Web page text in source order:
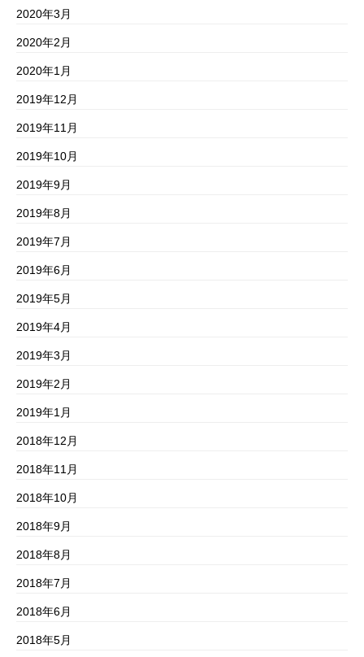
2020年3月
2020年2月
2020年1月
2019年12月
2019年11月
2019年10月
2019年9月
2019年8月
2019年7月
2019年6月
2019年5月
2019年4月
2019年3月
2019年2月
2019年1月
2018年12月
2018年11月
2018年10月
2018年9月
2018年8月
2018年7月
2018年6月
2018年5月